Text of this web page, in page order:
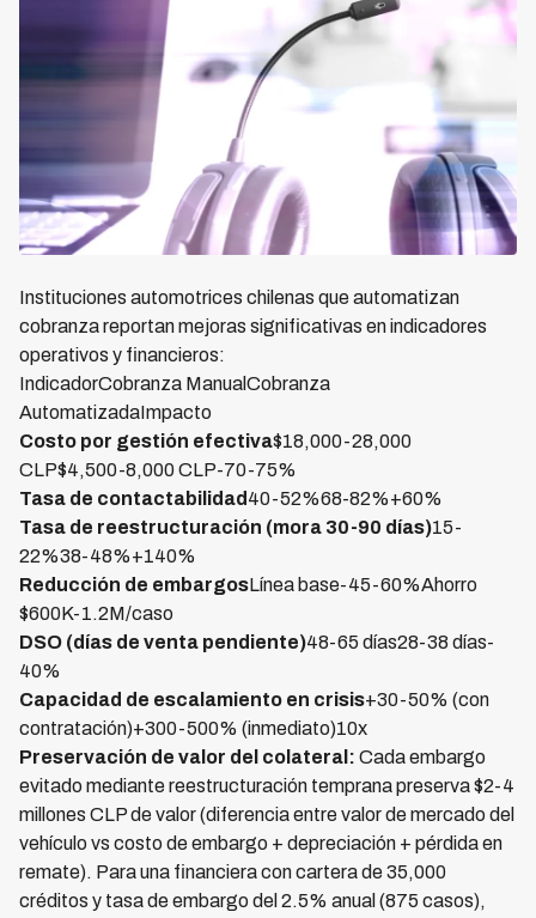
Instituciones automotrices chilenas que automatizan
cobranza reportan mejoras significativas en indicadores
operativos y financieros:
IndicadorCobranza ManualCobranza
AutomatizadaImpacto
Costo por gestión efectiva$18,000-28,000
CLP$4,500-8,000 CLP-70-75%
Tasa de contactabilidad 40-52%68-82%+60%
Tasa de reestructuración (mora 30-90 días)15-
22%38-48%+140%
Reducción de embargosLínea base-45-60%Ahorro
$600K-1.2M/caso
DSO (días de venta pendiente)48-65 días28-38 días-
40%
Capacidad de escalamiento en crisis+30-50% (con
contratación)+300-500% (inmediato)10x
Preservación de valor del colateral: Cada embargo
evitado mediante reestructuración temprana preserva $2-4
millones CLP de valor (diferencia entre valor de mercado del
vehículo vs costo de embargo + depreciación + pérdida en
remate). Para una financiera con cartera de 35,000
créditos y tasa de embargo del 2.5% anual (875 casos),